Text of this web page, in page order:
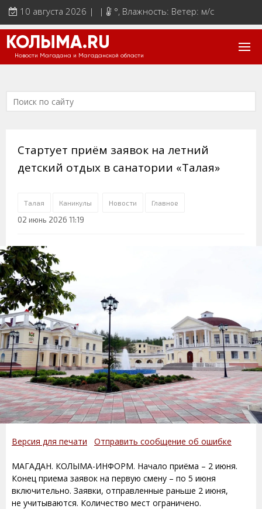
10 августа 2026 | | °, Влажность: Ветер: м/с
КОЛЫМА.RU
Новости Магадана и Магаданской области
Стартует приём заявок на летний
детский отдых в санатории «Талая»
Талая Каникулы Новости Главное
02 июнь 2026 11:19
Версия для печати Отправить сообщение об ошибке
МАГАДАН. КОЛЫМА-ИНФОРМ. Начало приёма – 2 июня.
Конец приема заявок на первую смену – по 5 июня
включительно. Заявки, отправленные раньше 2 июня,
не учитываются. Количество мест ограничено.